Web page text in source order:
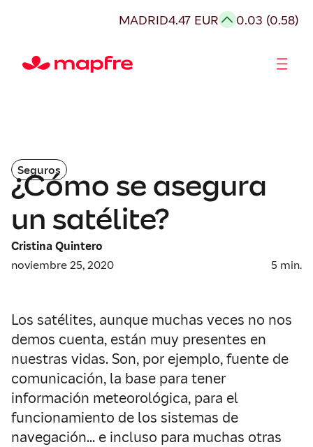
MADRID4.47 EUR 0.03 (0.58)
Seguros
¿Cómo se asegura
un satélite?
Cristina Quintero
noviembre 25, 2020
5 min.
Los satélites, aunque muchas veces no nos
demos cuenta, están muy presentes en
nuestras vidas. Son, por ejemplo, fuente de
comunicación, la base para tener
información meteorológica, para el
funcionamiento de los sistemas de
navegación… e incluso para muchas otras